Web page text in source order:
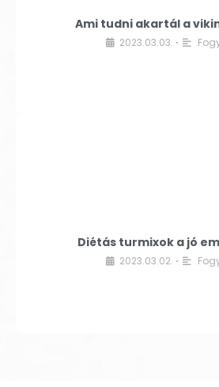
Ami tudni akartál a
2023.03.03. •
Diétás turmixok a jó
2023.03.02. •